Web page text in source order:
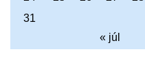
31
« júl